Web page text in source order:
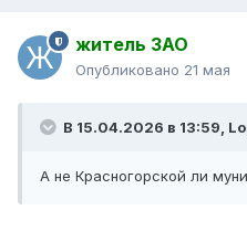
житель ЗАО
Опубликовано 21 мая
В 15.04.2026 в 13:59,
А не Красногорской ли